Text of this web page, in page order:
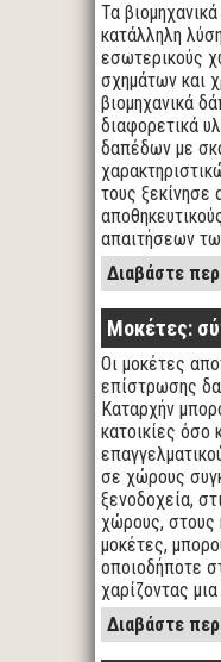
Τα
κατάλληλη
εσωτερικούς
σχημάτων και
βιομηχανικά
διαφορετικά
δαπέδων με
τους ξεκίνησε
απαιτήσεων
Διαβάστε
Μοκέτες:
Οι μοκέτες
επίστρωσης
Καταρχήν
κατοικίες όσο
σε χώρους
ξενοδοχεία,
χώρους, στους
μοκέτες,
οποιοδήποτε
χαρίζοντας
Διαβάστε